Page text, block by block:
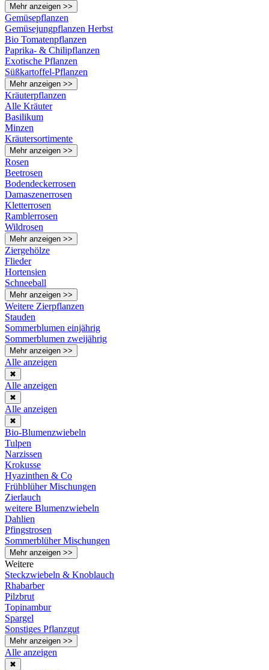
Mehr anzeigen >>
Gemüsepflanzen
Gemüsejungpflanzen Herbst
Bio Tomatenpflanzen
Paprika- & Chilipflanzen
Exotische Pflanzen
Süßkartoffel-Pflanzen
Mehr anzeigen >>
Kräuterpflanzen
Alle Kräuter
Basilikum
Minzen
Kräutersortimente
Mehr anzeigen >>
Rosen
Beetrosen
Bodendeckerrosen
Damaszenerrosen
Kletterrosen
Ramblerrosen
Wildrosen
Mehr anzeigen >>
Ziergehölze
Flieder
Hortensien
Schneeball
Mehr anzeigen >>
Weitere Zierpflanzen
Stauden
Sommerblumen einjährig
Sommerblumen zweijährig
Mehr anzeigen >>
Alle anzeigen
✖
Alle anzeigen
✖
Alle anzeigen
✖
Bio-Blumenzwiebeln
Tulpen
Narzissen
Krokusse
Hyazinthen & Co
Frühblüher Mischungen
Zierlauch
weitere Blumenzwiebeln
Dahlien
Pfingstrosen
Sommerblüher Mischungen
Mehr anzeigen >>
Weitere
Steckzwiebeln & Knoblauch
Rhabarber
Pilzbrut
Topinambur
Spargel
Sonstiges Pflanzgut
Mehr anzeigen >>
Alle anzeigen
✖